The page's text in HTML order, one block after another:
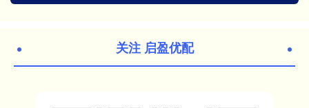
关注 启盈优配